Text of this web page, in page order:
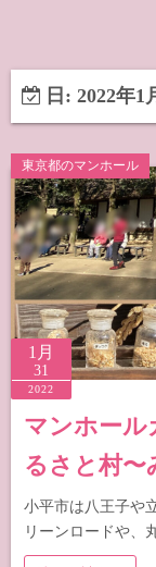
ー
日: 2022年1
東京都のマンホール
1月
31
2022
マンホール
るさと村〜
小平市は八王子や
リーンロードや、